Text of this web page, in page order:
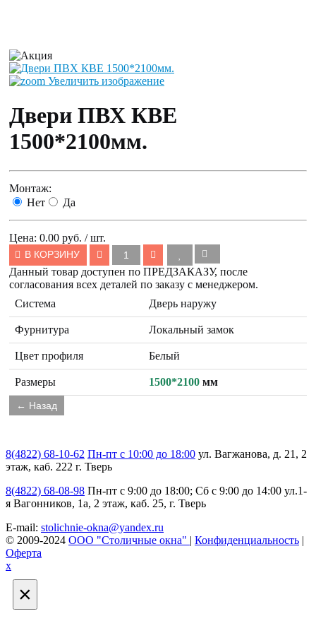
Увеличить изображение
Двери ПВХ КВЕ
1500*2100мм.
Монтаж:
Нет
Да
Цена: 0.00 руб. / шт.
В КОРЗИНУ
Данный товар доступен по ПРЕДЗАКАЗУ, после
согласования всех деталей по заказу с менеджером.
Система
Дверь наружу
Фурнитура Локальный замок
Цвет профиля Белый
Размеры 1500*2100 мм
8(4822) 68-10-62 Пн-пт с 10:00 до 18:00 ул. Вагжанова, д. 21, 2
этаж, каб. 222 г. Тверь
8(4822) 68-08-98 Пн-пт с 9:00 до 18:00; Сб с 9:00 до 14:00 ул.1-
я Вагонников, 1а, 2 этаж, каб. 25, г. Тверь
E-mail: stolichnie-okna@yandex.ru
© 2009-2024 ООО "Столичные окна" | Конфиденциальность |
Оферта
х
×